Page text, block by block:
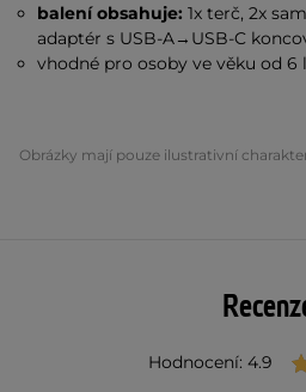
balení obsahuje: 1x terč, 2x
adaptér s USB-A→USB-C
vhodné pro osoby ve věku od 6
Obrázky mají pouze ilustrativní
Hodnocení: 4.9